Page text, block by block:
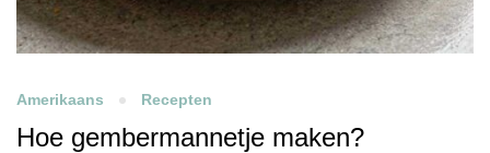
Amerikaans Recepten
Hoe gembermannetje maken?